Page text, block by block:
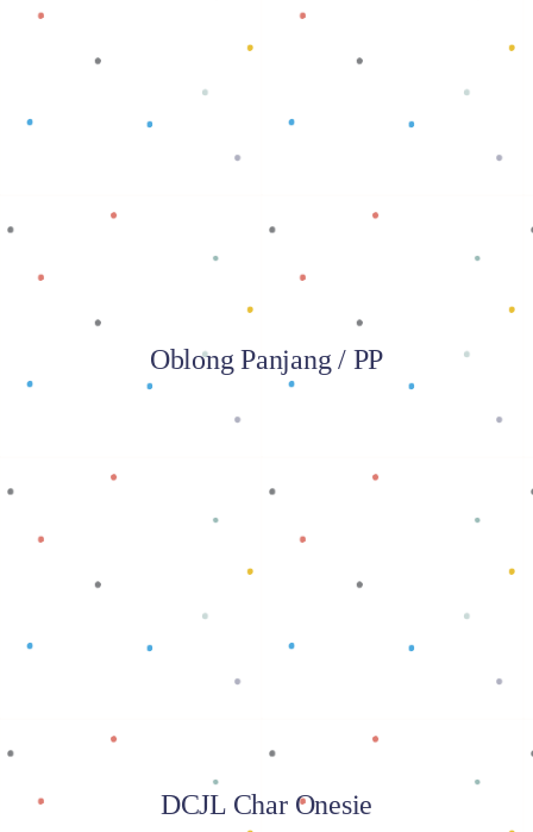
Oblong Panjang / PP
Baca selengkapnya
DCJL Char Onesie